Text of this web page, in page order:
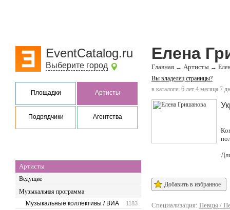
EventCatalog.ru
Выберите город
Площадки Артисты
Подрядчики Агентства
Артисты
Ведущие
Музыкальная программа
1183
Музыкальные коллективы / ВИА
Елена
Главная → Артисты →
Вы владелец страницы?
в каталоге: 6 лет 4 месяца 7
Добавить в избранное
Специализация: Певцы /